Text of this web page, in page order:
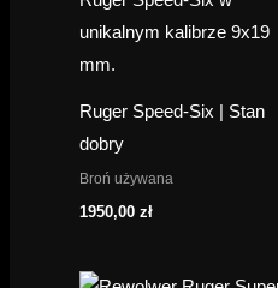
Ruger Speed-Six | Stan
dobry
Broń używana
1950,00zł